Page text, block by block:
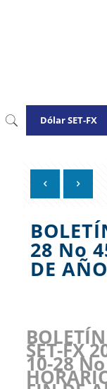
Dólar SET-FX
28 No
DE AÑO
BOLETÍN
SET-FX
10-28